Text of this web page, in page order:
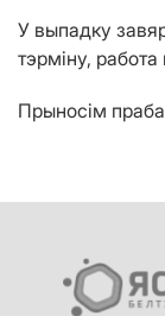
У выпадку
тэрміну,
Прыносім